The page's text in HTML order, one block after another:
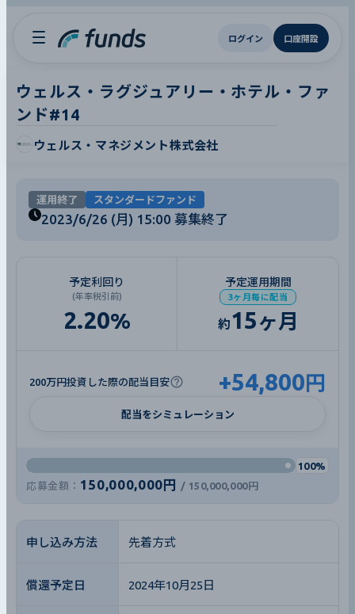
ログイン 口座開設
ウェルス・ラグジュアリー・ホテル・ファ
ンド#14
ウェルス・マネジメント株式会社
運用終了 スタンダードファンド
2023/6/26 (月) 15:00 募集終了
予定利回り
(年率税引前)
2.20%
予定運用期間
3ヶ月毎に配当
約15ヶ月
200万円投資した際の配当目安 +54,800 円
配当をシミュレーション
100%
応募金額： 150,000,000円 / 150,000,000円
申し込み方法 先着方式
償還予定日 2024年10月25日